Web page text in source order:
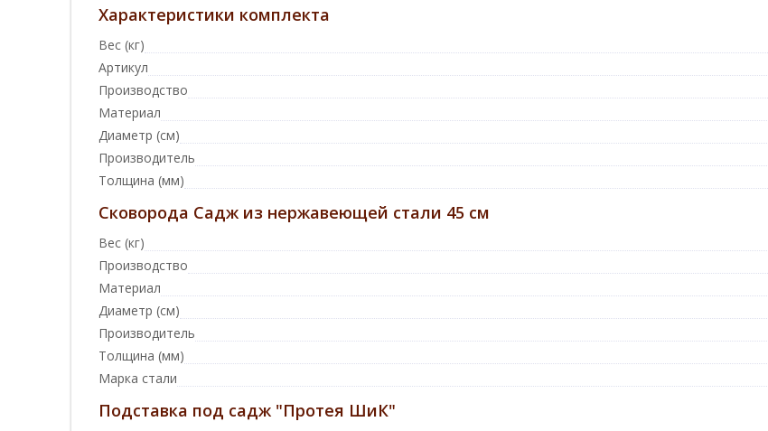
Характеристики комплекта
Вес (кг)
Артикул
Производство
Материал
Диаметр (см)
Производитель
Толщина (мм)
Сковорода Садж из нержавеющей стали 45 см
Вес (кг)
Производство
Материал
Диаметр (см)
Производитель
Толщина (мм)
Марка стали
Подставка под садж "Протея ШиК"